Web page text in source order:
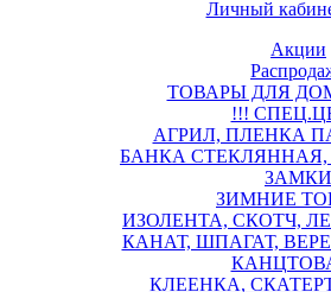
Личный
Акции
ТОВАРЫ ДЛЯ
!!!
АГРИЛ, ПЛЕНКА
БАНКА СТЕКЛЯННАЯ,
ЗАМКИ
ЗИМНИЕ
ИЗОЛЕНТА, СКОТЧ,
КАНАТ, ШПАГАТ,
КЛЕЕНКА,